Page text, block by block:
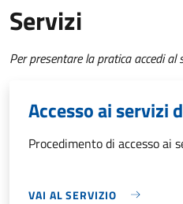
Servizi
Per presentare la pratica accedi al
Accesso ai servizi
Procedimento di accesso ai
VAI AL SERVIZIO